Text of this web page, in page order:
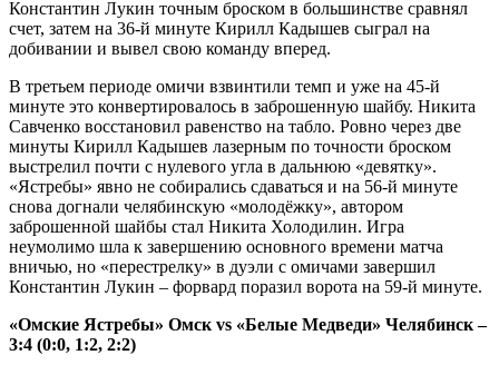
Константин Лукин точным броском в большинстве сравнял
счет, затем на 36-й минуте Кирилл Кадышев сыграл на
добивании и вывел свою команду вперед.
В третьем периоде омичи взвинтили темп и уже на 45-й
минуте это конвертировалось в заброшенную шайбу. Никита
Савченко восстановил равенство на табло. Ровно через две
минуты Кирилл Кадышев лазерным по точности броском
выстрелил почти с нулевого угла в дальнюю «девятку».
«Ястребы» явно не собирались сдаваться и на 56-й минуте
снова догнали челябинскую «молодёжку», автором
заброшенной шайбы стал Никита Холодилин. Игра
неумолимо шла к завершению основного времени матча
вничью, но «перестрелку» в дуэли с омичами завершил
Константин Лукин – форвард поразил ворота на 59-й минуте.
«Омские Ястребы» Омск vs «Белые Медведи» Челябинск –
3:4 (0:0, 1:2, 2:2)